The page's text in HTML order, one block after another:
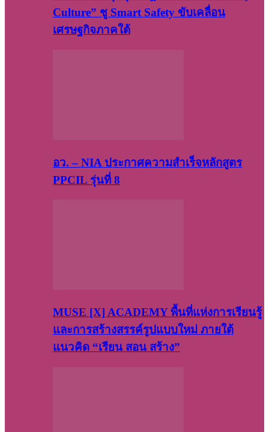
Culture” ชู Smart Safety ขับเคลื่อน
เศรษฐกิจภาคใต้
อว. – NIA ประกาศความสำเร็จหลักสูตร
PPCIL รุ่นที่ 8
MUSE [X] ACADEMY พื้นที่แห่งการเรียนรู้
และการสร้างสรรค์รูปแบบใหม่ ภายใต้
แนวคิด “เรียน สอน สร้าง”